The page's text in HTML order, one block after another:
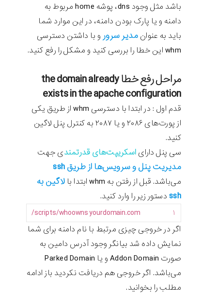
باشد مثل وجود dns، پوشه home مربوط به
دامنه و یا پارک بودن دامنه، در این موارد شما
باید به عنوان مدیر سرور و با داشتن دسترسی
whm این خطا را بررسی کنید و مشکل را رفع کنید.
مراحل رفع خطا the domain already
exists in the apache configuration
قدم اول : در ابتدا با دسترسی whm از طریق یکی
از پورت‌های ۲۰۸۶ و یا ۲۰۸۷ به کنترل پنل لاگین
کنید.
سی پنل دارای اسکریپت‌های قدرتمندی جهت
مدیریت پنل و سرویس‌ها از طریق ssh
می‌باشد. قبل از رفتن به whm ابتدا با
لاگین به
ssh دستور زیر را وارد کنید.
۱ scripts/whoownsyourdomain.com/
اگر در خروجی چیزی مرتبط با نام دامنه برای شما
نمایش داده شد بیانگر وجود آدرس دامین به
صورت Addon Domain و یا Parked Domain
می‌باشد. اگر خروجی هم دریافت نکردید باز ادامه
مطلب را بخوانید.